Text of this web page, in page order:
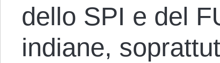
dello SPI e del
indiane,